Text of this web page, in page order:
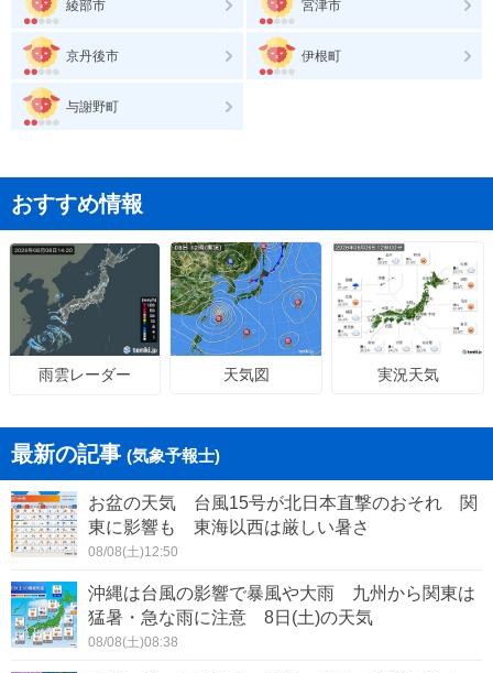
綾部市 宮津市
京丹後市 伊根町
与謝野町
おすすめ情報
雨雲レーダー 天気図 実況天気
最新の記事 (気象予報士)
お盆の天気 台風15号が北日本直撃のおそれ 関
東に影響も 東海以西は厳しい暑さ
08/08(土)12:50
沖縄は台風の影響で暴風や大雨 九州から関東は
猛暑・急な雨に注意 8日(土)の天気
08/08(土)08:38